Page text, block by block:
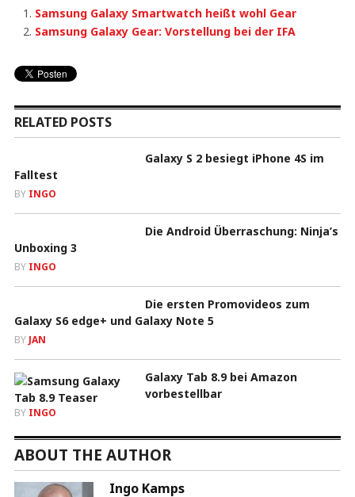
Samsung Galaxy Smartwatch heißt wohl Gear
Samsung Galaxy Gear: Vorstellung bei der IFA
RELATED POSTS
Galaxy S 2 besiegt iPhone 4S im
Falltest
BY INGO
Die Android Überraschung: Ninja’s
Unboxing 3
BY INGO
Die ersten Promovideos zum
Galaxy S6 edge+ und Galaxy Note 5
BY JAN
Galaxy Tab 8.9 bei Amazon
vorbestellbar
BY INGO
ABOUT THE AUTHOR
Ingo Kamps